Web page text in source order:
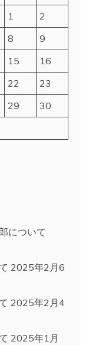
1
2
8
9
15
16
22
23
29
30
について
2025年2月6
2025年2月4
2025年1月